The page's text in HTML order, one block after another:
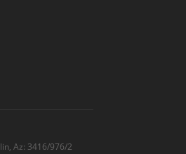
Az: 3416/976/2